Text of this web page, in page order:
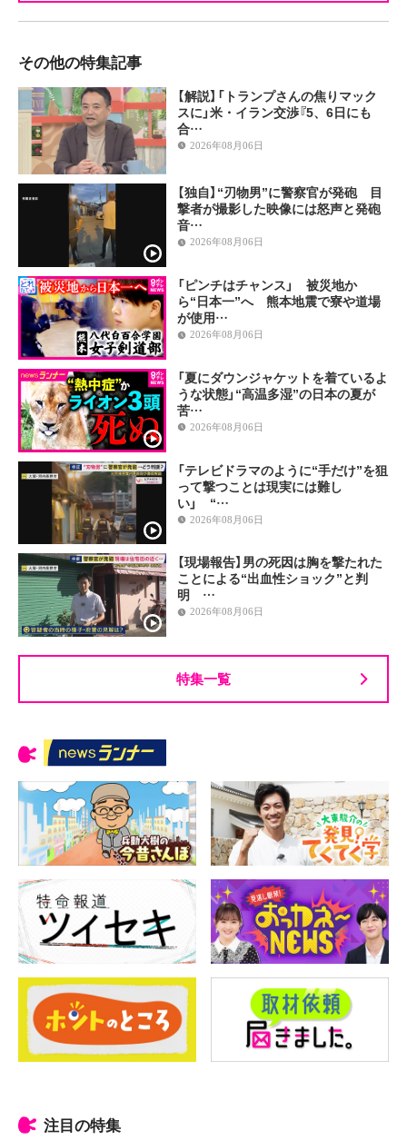
その他の特集記事
【解説】「トランプさんの焦りマック
スに」米・イラン交渉『5、6日にも
合…
2026年08月06日
【独自】“刃物男”に警察官が発砲 目
撃者が撮影した映像には怒声と発砲
音…
2026年08月06日
「ピンチはチャンス」 被災地か
ら“日本一”へ 熊本地震で寮や道場
が使用…
2026年08月06日
「夏にダウンジャケットを着ているよ
うな状態」“高温多湿”の日本の夏が
苦…
2026年08月06日
「テレビドラマのように“手だけ”を狙
って撃つことは現実には難し
い」 “…
2026年08月06日
【現場報告】男の死因は胸を撃たれた
ことによる“出血性ショック”と判
明 …
2026年08月06日
特集一覧
注目の特集